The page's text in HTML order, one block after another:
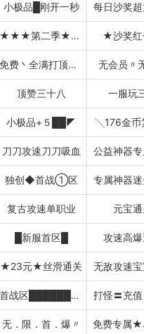
小极品█刚开一秒 每日沙奖
★★★第二季★★★ ★沙奖
免费丶全满打顶赞▂▃▅▇ 无会员〃
顶赞三十八 一服玩
小极品+５██◤ ╲176金
刀刀攻速刀刀吸血 公益神器
独创◆首战①区 专属神器
复古攻速单职业 元宝
█新服首区█ 攻速高
★23元★丝滑通关 无敌攻速
首战区███████████ 打怪〓充
无．限．首．爆〃 免费专属★